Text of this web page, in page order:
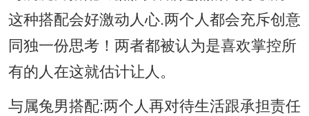
这种搭配会好激动人心.两个人都会充斥创意
同独一份思考！两者都被认为是喜欢掌控所
有的人在这就估计让人。
与属兔男搭配:两个人再对待生活跟承担责任